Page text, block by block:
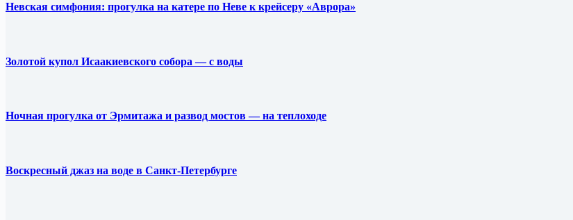
Невская симфония: прогулка на катере по Неве к крейсеру «Аврора»
Золотой купол Исаакиевского собора — с воды
Ночная прогулка от Эрмитажа и развод мостов — на теплоходе
Воскресный джаз на воде в Санкт-Петербурге